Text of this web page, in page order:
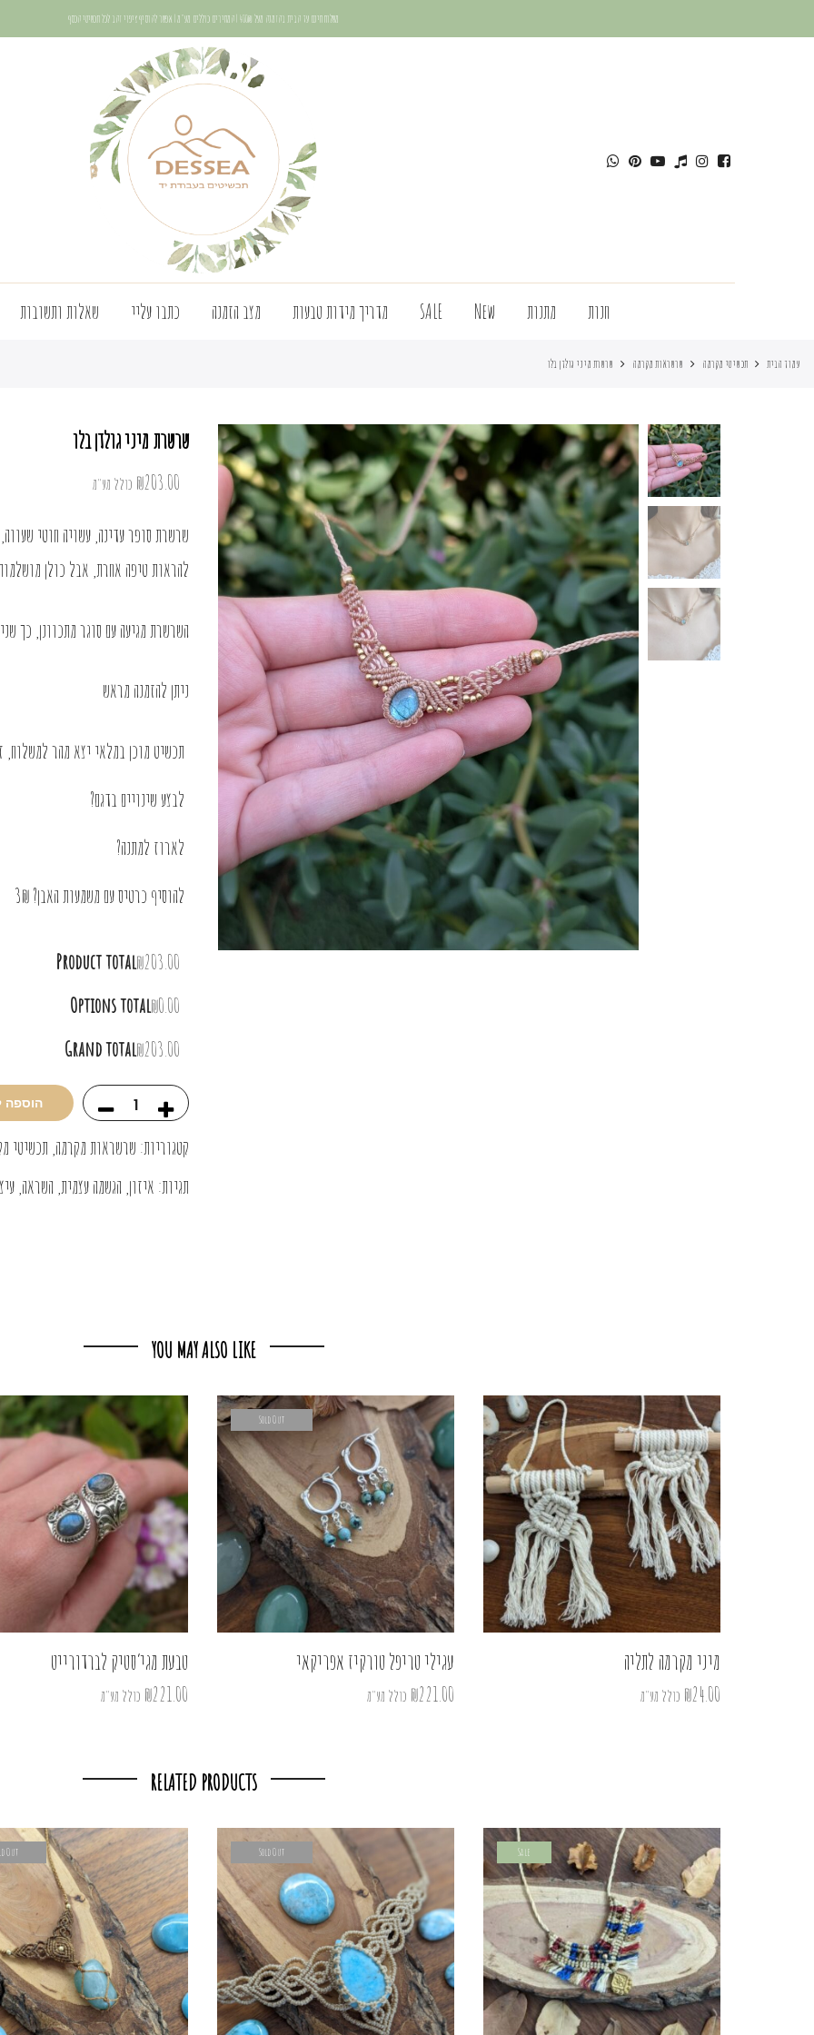
משלוח חינם עד הבית בהזמנה מעל 400₪ | המחירים כוללים מע"מ | אפשר להוסיף ציפוי זהב לכל תכשיטי הכסף
חנות מתנות New
SALE מדריך מידות טבעות מצב הזמנה כתבו עליי שאלות ותשובות
עמוד הבית תכשיטי מקרמה שרשראות מקרמה שרשרת מיני גולדן בלו
שרשרת מיני גולדן בלו
₪203.00 כולל מע"מ
שרשרת סופר עדינה, עשויה חוטי
להראות טיפה אחרת, אבל כולן מושלמות! גודל
השרשרת מגיעה עם סוגר מתכוונן, כך
ניתן להזמנה מראש
תכשיט מוכן במלאי יצא מהר למשלוח, זמן
לבצע שינויים בדגם?
לארוז למתנה?
להוסיף כרטיס עם משמעות האבן? 3₪
Product total₪203.00
Options total₪0.00
Grand total₪203.00
הוספה
קטגוריות: שרשראות מקרמה תכשיטי
תגיות: איזון הגשמה עצמית השראה
YOU MAY ALSO LIKE
מיני מקרמה לתליה
₪24.00 כולל מע"מ
Sold Out
עגילי טריפל טורקיז אפריקאי
₪221.00 כולל מע"מ
טבעת מגי’סטיק לברדורייט
₪221.00 כולל מע"מ
RELATED PRODUCTS
Sale
Sold Out
Out